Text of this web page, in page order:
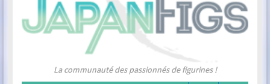
La communauté des passionnés de figurines !